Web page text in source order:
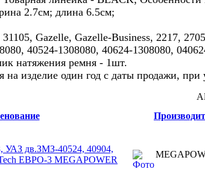
2.7см; длина 6.5см;
Gazelle, Gazelle-Business, 2217,
40524-1308080, 40624-1308080,
натяжения ремня - 1шт.
на изделие один год с даты продажи,
УАЗ дв.ЗМЗ-40524, 40904,
ЕВРО-3 MEGAPOWER